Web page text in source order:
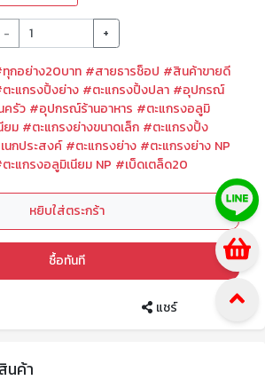
- +
กอย่าง20บาท #สายธารช็อป #สินค้าขายดี
ะแกรงปิ้งย่าง #ตะแกรงปิ้งปลา #อุปกรณ์
ครัว #อุปกรณ์ร้านอาหาร #ตะแกรงอลูมิ
ยม #ตะแกรงย่างขนาดเล็ก #ตะแกรงปิ้ง
นกประสงค์ #ตะแกรงย่าง #ตะแกรงย่าง NP
ะแกรงอลูมิเนียม NP #เบ็ดเตล็ด20
หยิบใส่ตระกร้า
ซื้อทันที
แชร์
นค้า